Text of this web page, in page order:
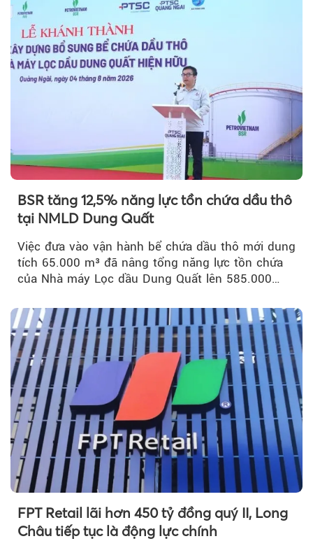
BSR tăng 12,5% năng lực tồn chứa dầu thô
tại NMLD Dung Quất
Việc đưa vào vận hành bể chứa dầu thô mới dung
tích 65.000 m³ đã nâng tổng năng lực tồn chứa
của Nhà máy Lọc dầu Dung Quất lên 585.000
FPT Retail lãi hơn 450 tỷ đồng quý II, Long
Châu tiếp tục là động lực chính